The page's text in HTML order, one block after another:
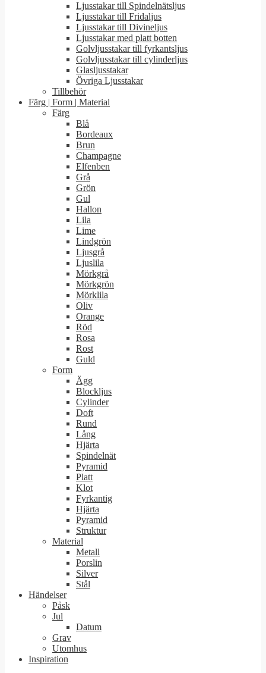
Ljusstakar till Spindelnätsljus
Ljusstakar till Fridaljus
Ljusstakar till Divineljus
Ljusstakar med platt botten
Golvljusstakar till fyrkantsljus
Golvljusstakar till cylinderljus
Glasljusstakar
Övriga Ljusstakar
Tillbehör
Färg | Form | Material
Färg
Blå
Bordeaux
Brun
Champagne
Elfenben
Grå
Grön
Gul
Hallon
Lila
Lime
Lindgrön
Ljusgrå
Ljuslila
Mörkgrå
Mörkgrön
Mörklila
Oliv
Orange
Röd
Rosa
Rost
Guld
Form
Ägg
Blockljus
Cylinder
Doft
Rund
Lång
Hjärta
Spindelnät
Pyramid
Platt
Klot
Fyrkantig
Hjärta
Pyramid
Struktur
Material
Metall
Porslin
Silver
Stål
Händelser
Påsk
Jul
Datum
Grav
Utomhus
Inspiration